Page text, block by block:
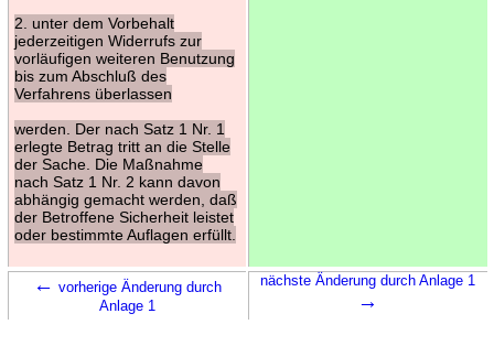
2. unter dem Vorbehalt
jederzeitigen Widerrufs zur
vorläufigen weiteren Benutzung
bis zum Abschluß des
Verfahrens überlassen
werden. Der nach Satz 1 Nr. 1
erlegte Betrag tritt an die Stelle
der Sache. Die Maßnahme
nach Satz 1 Nr. 2 kann davon
abhängig gemacht werden, daß
der Betroffene Sicherheit leistet
oder bestimmte Auflagen erfüllt.
← vorherige Änderung durch
Anlage 1
nächste Änderung durch Anlage 1
→